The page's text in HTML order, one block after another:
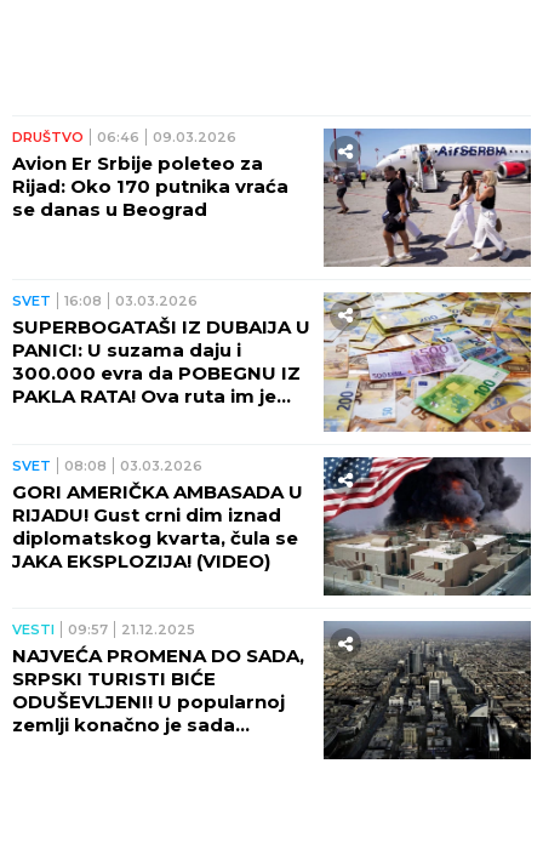
DRUŠTVO 06:46 09.03.2026
Avion Er Srbije poleteo za
Rijad: Oko 170 putnika vraća
se danas u Beograd
SVET 16:08 03.03.2026
SUPERBOGATAŠI IZ DUBAIJA U
PANICI: U suzama daju i
300.000 evra da POBEGNU IZ
PAKLA RATA! Ova ruta im je
SVET 08:08 03.03.2026
GORI AMERIČKA AMBASADA U
RIJADU! Gust crni dim iznad
diplomatskog kvarta, čula se
JAKA EKSPLOZIJA! (VIDEO)
VESTI 09:57 21.12.2025
NAJVEĆA PROMENA DO SADA,
SRPSKI TURISTI BIĆE
ODUŠEVLJENI! U popularnoj
zemlji konačno je sada